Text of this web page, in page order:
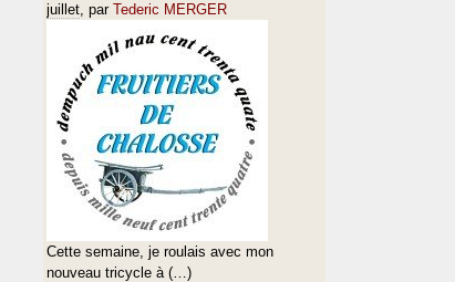
juillet, par Tederic MERGER
Cette semaine, je roulais avec mon
nouveau tricycle à (…)